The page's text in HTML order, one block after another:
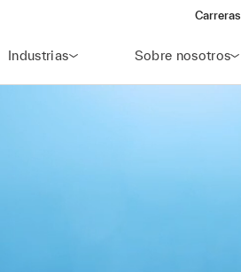
Carreras
Industrias Sobre nosotros